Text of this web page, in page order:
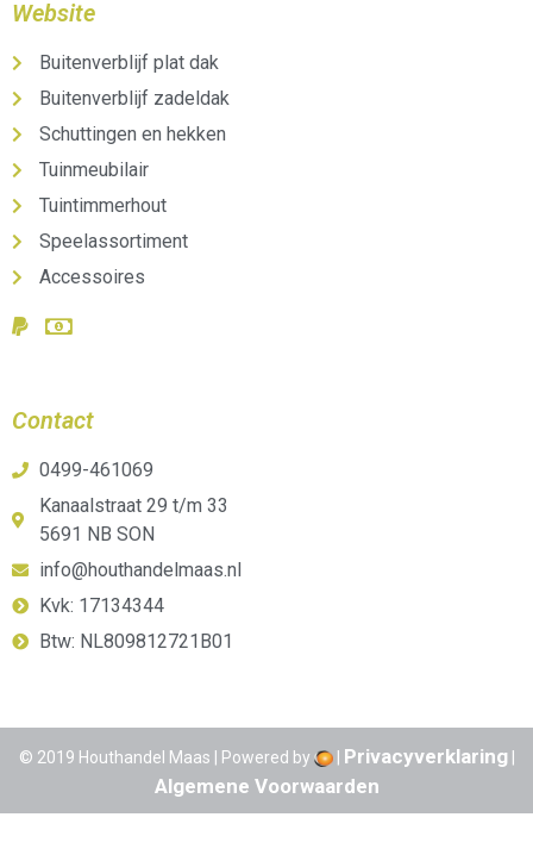
Website
Buitenverblijf plat dak
Buitenverblijf zadeldak
Schuttingen en hekken
Tuinmeubilair
Tuintimmerhout
Speelassortiment
Accessoires
Contact
0499-461069
Kanaalstraat 29 t/m 33
5691 NB SON
info@houthandelmaas.nl
Kvk: 17134344
Btw: NL809812721B01
© 2019 Houthandel Maas | Powered by | Privacyverklaring|
Algemene Voorwaarden